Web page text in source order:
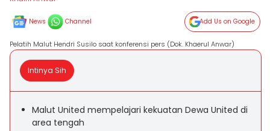
News Channel Add Us on Google
Pelatih Malut Hendri Susilo saat konferensi pers (Dok. Khaerul Anwar)
Intinya Sih
Malut United mempelajari kekuatan Dewa United di
area tengah